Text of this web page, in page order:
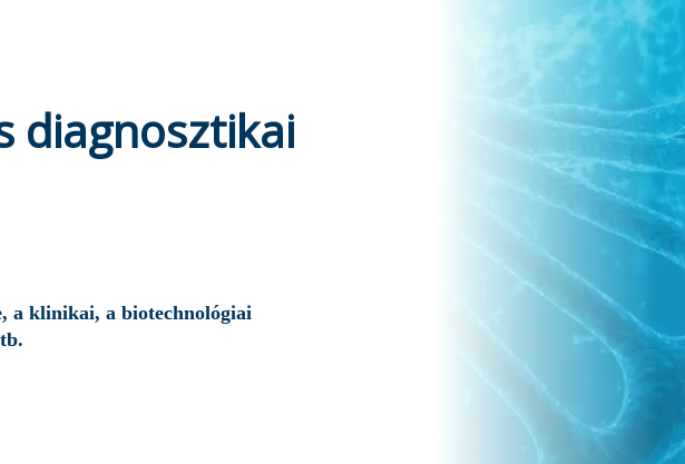
diagnosztikai
a klinikai, a biotechnológiai